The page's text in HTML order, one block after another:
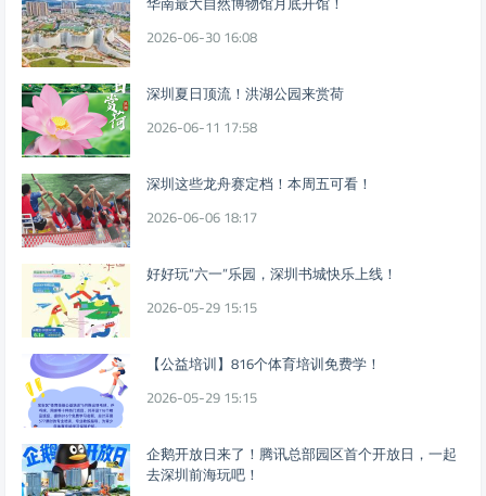
2026-06-30 16:08
深圳夏日顶流！洪湖公园来赏荷
2026-06-11 17:58
深圳这些龙舟赛定档！本周五可看！
2026-06-06 18:17
好好玩“六一”乐园，深圳书城快乐上线！
2026-05-29 15:15
【公益培训】816个体育培训免费学！
2026-05-29 15:15
企鹅开放日来了！腾讯总部园区首个开放日，一起
去深圳前海玩吧！